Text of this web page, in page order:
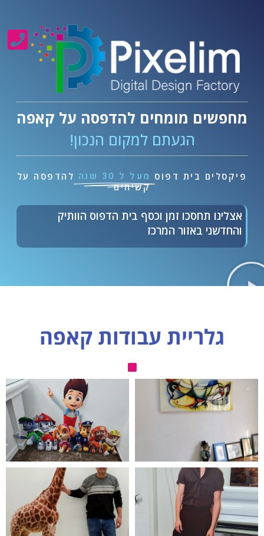
מחפשים מומחים להדפסה על קאפה
הגעתם למקום הנכון!
פיקסלים בית דפוס מעל ל 30 שנה
להדפסה על
קשיחים
אצלינו תחסכו זמן וכסף בית הדפוס הוותיק
והחדשני באזור המרכז
גלריית עבודות קאפה